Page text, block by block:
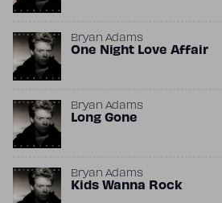
Bryan Adams
One Night Love Affair
Bryan Adams
Long Gone
Bryan Adams
Kids Wanna Rock